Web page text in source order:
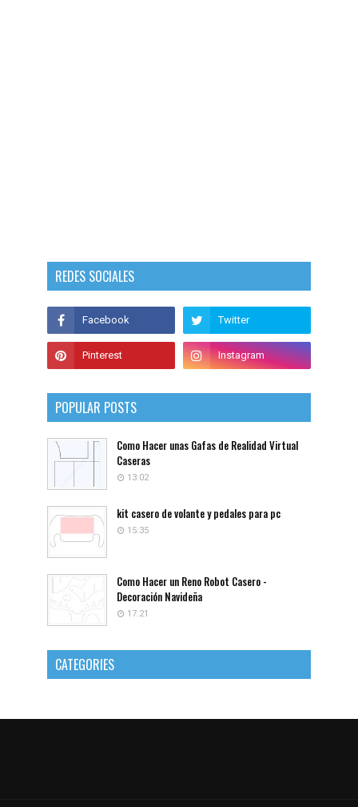
REDES SOCIALES
POPULAR POSTS
Como Hacer unas Gafas de Realidad Virtual
Caseras
13:02
kit casero de volante y pedales para pc
15:35
Como Hacer un Reno Robot Casero -
Decoración Navideña
17:21
CATEGORIES